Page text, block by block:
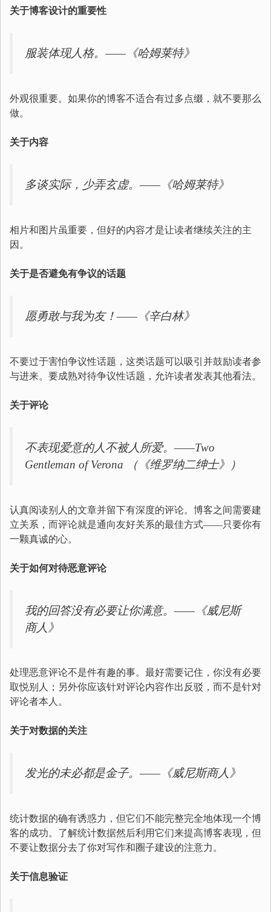
关于博客设计的重要性
服装体现人格。——《哈姆莱特》
外观很重要。如果你的博客不适合有过多点缀，就不要那么
做。
关于内容
多谈实际，少弄玄虚。——《哈姆莱特》
相片和图片虽重要，但好的内容才是让读者继续关注的主
因。
关于是否避免有争议的话题
愿勇敢与我为友！——《辛白林》
不要过于害怕争议性话题，这类话题可以吸引并鼓励读者参
与进来。要成熟对待争议性话题，允许读者发表其他看法。
关于评论
不表现爱意的人不被人所爱。——Two
Gentleman of Verona （《维罗纳二绅士》）
认真阅读别人的文章并留下有深度的评论。博客之间需要建
立关系，而评论就是通向友好关系的最佳方式——只要你有
一颗真诚的心。
关于如何对待恶意评论
我的回答没有必要让你满意。——《威尼斯
商人》
处理恶意评论不是件有趣的事。最好需要记住，你没有必要
取悦别人；另外你应该针对评论内容作出反驳，而不是针对
评论者本人。
关于对数据的关注
发光的未必都是金子。——《威尼斯商人》
统计数据的确有诱惑力，但它们不能完整完全地体现一个博
客的成功。了解统计数据然后利用它们来提高博客表现，但
不要让数据分去了你对写作和圈子建设的注意力。
关于信息验证